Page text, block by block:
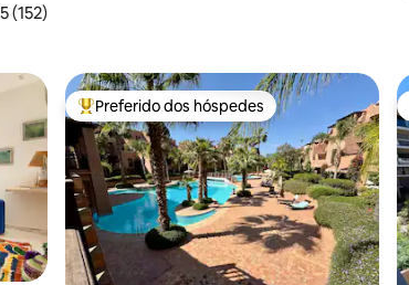
uma avaliação média de 5, 152 avaliações
(152)
Entre os melhores preferidos dos hóspedes
Preferido dos hóspedes